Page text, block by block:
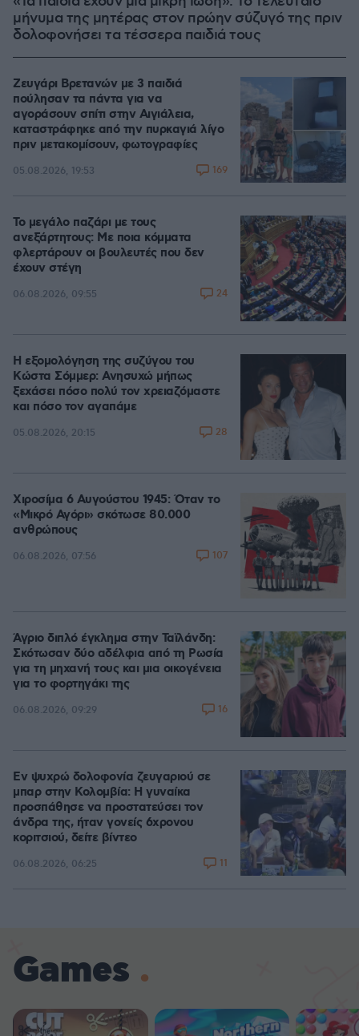
μήνυμα της μητέρας στον πρώην σύζυγό της πριν
δολοφονήσει τα τέσσερα παιδιά τους
Ζευγάρι Βρετανών με 3 παιδιά
πούλησαν τα πάντα για να
αγοράσουν σπίτι στην Αιγιάλεια,
καταστράφηκε από την πυρκαγιά λίγο
πριν μετακομίσουν, φωτογραφίες
05.08.2026, 19:53 169
Το μεγάλο παζάρι με τους
ανεξάρτητους: Με ποια κόμματα
φλερτάρουν οι βουλευτές που δεν
έχουν στέγη
06.08.2026, 09:55 24
Η εξομολόγηση της συζύγου του
Κώστα Σόμμερ: Ανησυχώ μήπως
ξεχάσει πόσο πολύ τον χρειαζόμαστε
και πόσο τον αγαπάμε
05.08.2026, 20:15 28
Χιροσίμα 6 Αυγούστου 1945: Όταν το
«Μικρό Αγόρι» σκότωσε 80.000
ανθρώπους
06.08.2026, 07:56 107
Άγριο διπλό έγκλημα στην Ταϊλάνδη:
Σκότωσαν δύο αδέλφια από τη Ρωσία
για τη μηχανή τους και μια οικογένεια
για το φορτηγάκι της
06.08.2026, 09:29 16
Εν ψυχρώ δολοφονία ζευγαριού σε
μπαρ στην Κολομβία: Η γυναίκα
προσπάθησε να προστατεύσει τον
άνδρα της, ήταν γονείς 6χρονου
κοριτσιού, δείτε βίντεο
06.08.2026, 06:25 11
Games